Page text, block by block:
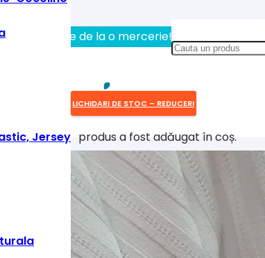
aveti nevoie de la o mercerie!!
Jersey
LICHIDARI DE STOC – REDUCERI
produsa fost adăugat în coș.